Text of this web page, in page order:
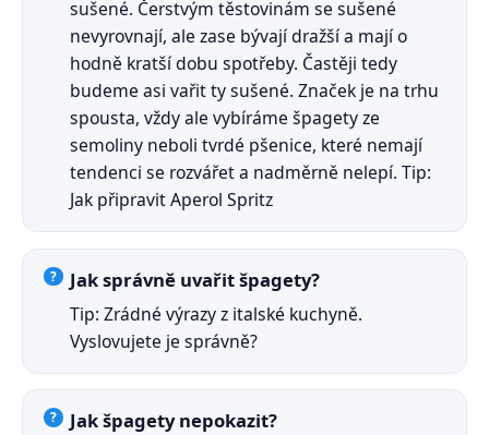
sušené. Čerstvým těstovinám se sušené
nevyrovnají, ale zase bývají dražší a mají o
hodně kratší dobu spotřeby. Častěji tedy
budeme asi vařit ty sušené. Značek je na trhu
spousta, vždy ale vybíráme špagety ze
semoliny neboli tvrdé pšenice, které nemají
tendenci se rozvářet a nadměrně nelepí. Tip:
Jak připravit Aperol Spritz
Jak správně uvařit špagety?
Tip: Zrádné výrazy z italské kuchyně.
Vyslovujete je správně?
Jak špagety nepokazit?